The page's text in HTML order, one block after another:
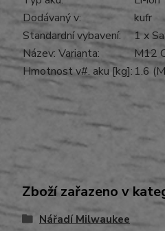
Dodávaný v:
kufr
Standardní vybavení:
1 x
Název: Varianta:
M12
Hmotnost v#. aku [kg]: 1.6
Zboží zařazeno v
Nářadí Milwaukee